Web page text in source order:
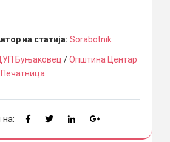
на статија: Sorabotnik
Буњаковец /Општина Центар
Печатница